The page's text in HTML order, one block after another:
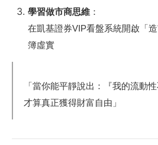
學習做市商思維 ：
在凱基證券VIP看盤系統開啟「
簿虛實
「當你能平靜說出：『我的流動
才算真正獲得財富自由」